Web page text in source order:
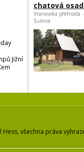
Jižní
chatová
Vranovská přehrada
Šumná
všechna práva